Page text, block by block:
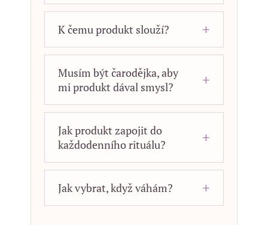
K čemu produkt slouží?
Musím být čarodějka, aby
mi produkt dával smysl?
Jak produkt zapojit do
každodenního rituálu?
Jak vybrat, když váhám?